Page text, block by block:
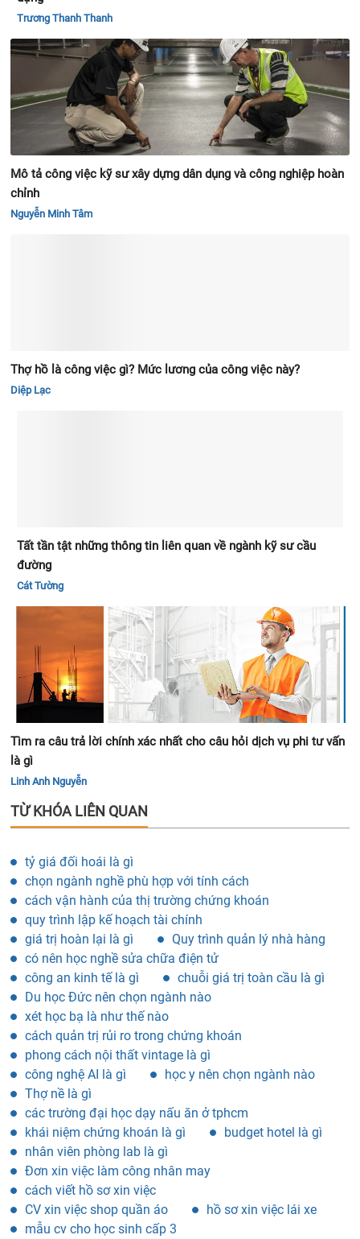
Trương Thanh Thanh
Mô tả công việc kỹ sư xây dựng dân dụng và công nghiệp hoàn
chỉnh
Nguyễn Minh Tâm
Thợ hồ là công việc gì? Mức lương của công việc này?
Diệp Lạc
Tất tần tật những thông tin liên quan về ngành kỹ sư cầu
đường
Cát Tường
Tìm ra câu trả lời chính xác nhất cho câu hỏi dịch vụ phi tư vấn
là gì
Linh Anh Nguyễn
TỪ KHÓA LIÊN QUAN
tỷ giá đối hoái là gì
chọn ngành nghề phù hợp với tính cách
cách vận hành của thị trường chứng khoán
quy trình lập kế hoạch tài chính
giá trị hoàn lại là gì
Quy trình quản lý nhà hàng
có nên học nghề sửa chữa điện tử
công an kinh tế là gì
chuỗi giá trị toàn cầu là gì
Du học Đức nên chọn ngành nào
xét học bạ là như thế nào
cách quản trị rủi ro trong chứng khoán
phong cách nội thất vintage là gì
công nghệ AI là gì
học y nên chọn ngành nào
Thợ nề là gì
các trường đại học dạy nấu ăn ở tphcm
khái niệm chứng khoán là gì
budget hotel là gì
nhân viên phòng lab là gì
Đơn xin việc làm công nhân may
cách viết hồ sơ xin việc
CV xin việc shop quần áo
hồ sơ xin việc lái xe
mẫu cv cho học sinh cấp 3